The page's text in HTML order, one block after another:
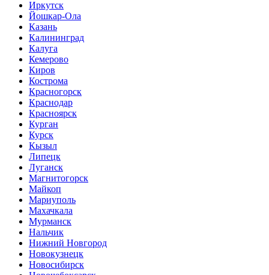
Иркутск
Йошкар-Ола
Казань
Калининград
Калуга
Кемерово
Киров
Кострома
Красногорск
Краснодар
Красноярск
Курган
Курск
Кызыл
Липецк
Луганск
Магнитогорск
Майкоп
Мариуполь
Махачкала
Мурманск
Нальчик
Нижний Новгород
Новокузнецк
Новосибирск